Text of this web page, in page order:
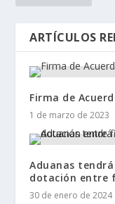
ARTÍCULOS
Firma de
1 de marzo de 2023
Aduanas
dotación entre
30 de enero de 2024